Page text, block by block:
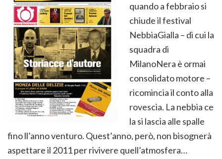
quando a febbraio si
chiude il festival
NebbiaGialla – di cui la
squadra di
MilanoNera è ormai
consolidato motore –
ricomincia il conto alla
rovescia. La nebbia ce
la si lascia alle spalle
fino ll’anno venturo. Quest’anno, però, non bisognerà
aspettare il 2011 per rivivere quell’atmosfera…